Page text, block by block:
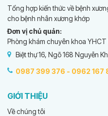
Tổng hợp kiến thức về bệnh
cho bệnh nhân xương khớp
Đơn vị chủ quản:
Phòng khám chuyên khoa
Biệt thự 16, Ngõ 168 Nguyễn
0987 399 376 - 0962 167
GIỚI THIỆU
Về chúng tôi